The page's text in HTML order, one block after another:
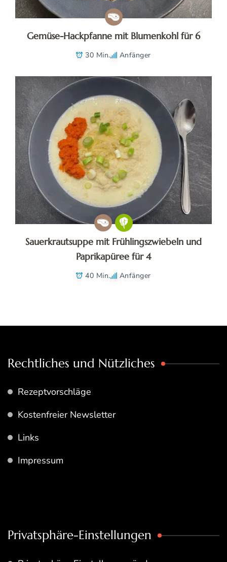
Gemüse-Hackpfanne mit Blumenkohl für 6
30 Min. Anfänger
Sauerkrautsuppe mit Frühlingszwiebeln und
Paprikapüree für 4
40 Min. Anfänger
Rechtliches und Nützliches
Rezeptvorschläge
Kostenfreier Newsletter
Links
Impressum
Privatsphäre-Einstellungen